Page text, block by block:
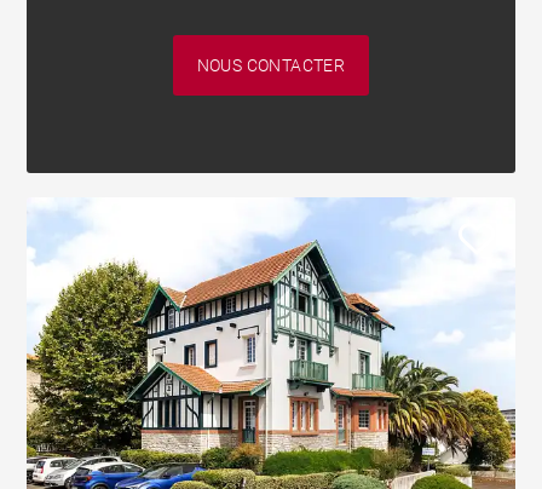
NOUS CONTACTER